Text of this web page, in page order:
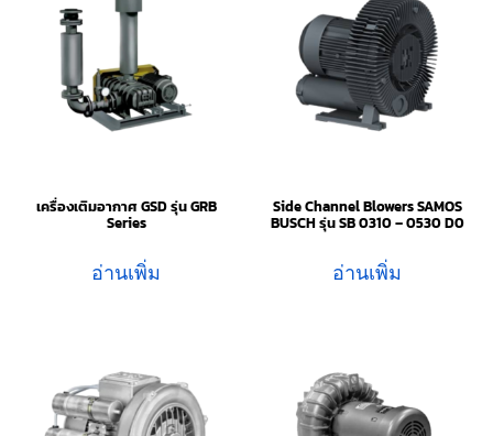
เครื่องเติมอากาศ GSD รุ่น GRB
Series
อ่านเพิ่ม
Side Channel Blowers SAMOS
BUSCH รุ่น SB 0310 – 0530 D0
อ่านเพิ่ม